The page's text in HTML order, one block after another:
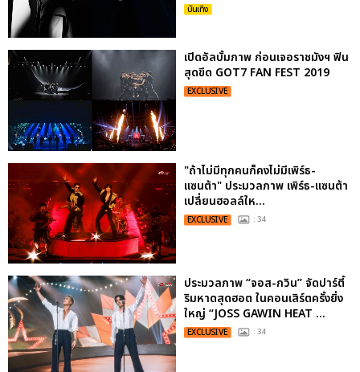
บันเทิง
เปิดอัลบั้มภาพ ก่อนเจอราชมังฯ ฟิน
สุดขีด GOT7 FAN FEST 2019
EXCLUSIVE
"ถ้าไม่มีทุกคนก็คงไม่มีเพิร์ธ-
แซนต้า" ประมวลภาพ เพิร์ธ-แซนต้า
เปลี่ยนฮอลล์ให...
EXCLUSIVE : 34
ประมวลภาพ “จอส-กวิน” จัดปาร์ตี้
ริมหาดสุดฮอต ในคอนเสิร์ตครั้งยิ่ง
ใหญ่ “JOSS GAWIN HEAT ...
EXCLUSIVE : 34